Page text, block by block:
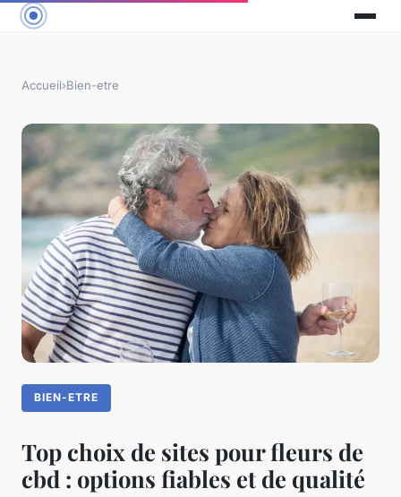
Accueil›Bien-etre
BIEN-ETRE
Top choix de sites pour fleurs de
cbd : options fiables et de qualité